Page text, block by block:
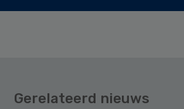
Gerelateerd nieuws